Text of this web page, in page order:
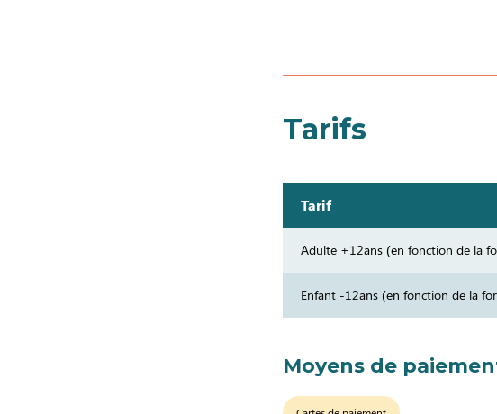
Tarifs
Tarif
Adulte +12ans (en fonction de la
Enfant -12ans (en fonction de la
Moyens de